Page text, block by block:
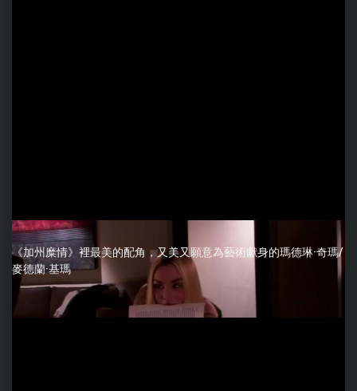
《加州糜情》裡最美的配角，又美又願意為藝術獻身的瑪德琳·奇瑪/
麥德蘭·基瑪